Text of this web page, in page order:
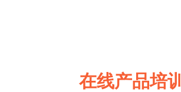
在线产品培训